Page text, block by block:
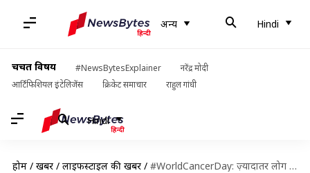
अन्य Hindi
चर्चित विषय #NewsBytesExplainer
नरेंद्र मोदी
आर्टिफिशियल इंटेलिजेंस
क्रिकेट समाचार राहुल गांधी
Hindi
होम / खबरें / लाइफस्टाइल की खबरें / #WorldCancerDay: ज़्यादातर लोग कैंसर से जुड़ी इन बातों को मानते हैं सच, जानें सच्चाई